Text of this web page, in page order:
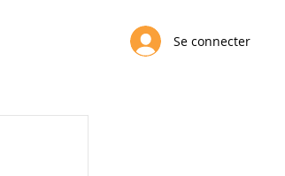
Se connecter